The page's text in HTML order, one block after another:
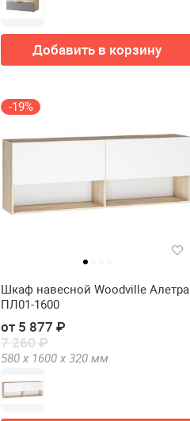
Добавить в корзину
-19%
Шкаф навесной Woodville Алетра
ПЛ01-1600
от 5 877 ₽
7 260 ₽
580 х 1600 х 320 мм